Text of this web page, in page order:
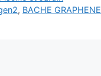
, BACHE GRAPHENE